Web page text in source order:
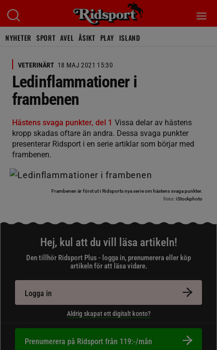
NYHETER SPORT AVEL ÅSIKT PLAY ISLAND
VETERINÄRT 18 MAJ 2021 15:30
Ledinflammationer i
frambenen
Hästens svaga punkter, del 1 Vissa delar av hästens
kropp skadas oftare än andra. Dessa svaga punkter
presenterar Ridsport i en serie artiklar som börjar med
frambenen.
Frambenen är först ut i Ridsports nya serie om hästens svaga punkter.
Foto: iStockphoto
Hej, kul att du vill läsa artikeln!
Den tillhör Ridsport Plus - logga in, prenumerera eller köp
artikeln för att läsa vidare.
Logga in
Aldrig skapat ett digitalt konto?
Prenumerera på Ridsport från 119:-/mån